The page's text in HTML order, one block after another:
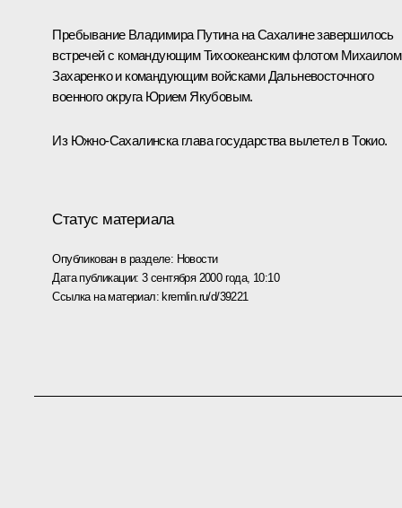
Пребывание Владимира Путина на Сахалине завершилось
встречей с командующим Тихоокеанским флотом Михаилом
Захаренко и командующим войсками Дальневосточного
военного округа Юрием Якубовым.
Из Южно-Сахалинска глава государства вылетел в Токио.
Статус материала
Опубликован в разделе: Новости
Дата публикации:3 сентября 2000 года, 10:10
Ссылка на материал:kremlin.ru/d/39221